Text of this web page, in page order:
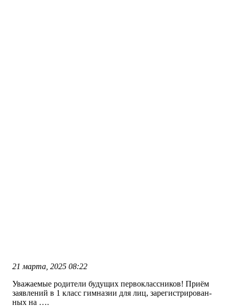
21 марта, 2025 08:22
Уважаемые родители будущих первоклассников! При­ём
за­яв­ле­ний в 1 класс гим­на­зии для лиц, за­регист­ри­рован­
ных на ….